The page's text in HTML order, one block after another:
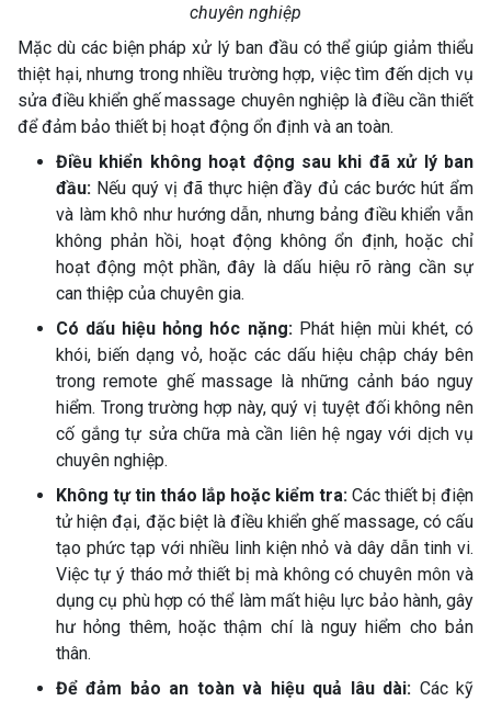
chuyên nghiệp
Mặc dù các biện pháp xử lý ban đầu có thể giúp giảm thiểu
thiệt hại, nhưng trong nhiều trường hợp, việc tìm đến dịch vụ
sửa điều khiển ghế massage chuyên nghiệp là điều cần thiết
để đảm bảo thiết bị hoạt động ổn định và an toàn.
Điều khiển không hoạt động sau khi đã xử lý ban
đầu: Nếu quý vị đã thực hiện đầy đủ các bước hút ẩm
và làm khô như hướng dẫn, nhưng bảng điều khiển vẫn
không phản hồi, hoạt động không ổn định, hoặc chỉ
hoạt động một phần, đây là dấu hiệu rõ ràng cần sự
can thiệp của chuyên gia.
Có dấu hiệu hỏng hóc nặng:Phát hiện mùi khét, có
khói, biến dạng vỏ, hoặc các dấu hiệu chập cháy bên
trong remote ghế massage là những cảnh báo nguy
hiểm. Trong trường hợp này, quý vị tuyệt đối không nên
cố gắng tự sửa chữa mà cần liên hệ ngay với dịch vụ
chuyên nghiệp.
Không tự tin tháo lắp hoặc kiểm tra: Các thiết bị điện
tử hiện đại, đặc biệt là điều khiển ghế massage, có cấu
tạo phức tạp với nhiều linh kiện nhỏ và dây dẫn tinh vi.
Việc tự ý tháo mở thiết bị mà không có chuyên môn và
dụng cụ phù hợp có thể làm mất hiệu lực bảo hành, gây
hư hỏng thêm, hoặc thậm chí là nguy hiểm cho bản
thân.
Để đảm bảo an toàn và hiệu quả lâu dài: Các kỹ